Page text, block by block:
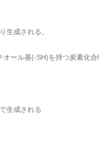
生成される。
オール基(-SH)を持つ炭素化
生成される